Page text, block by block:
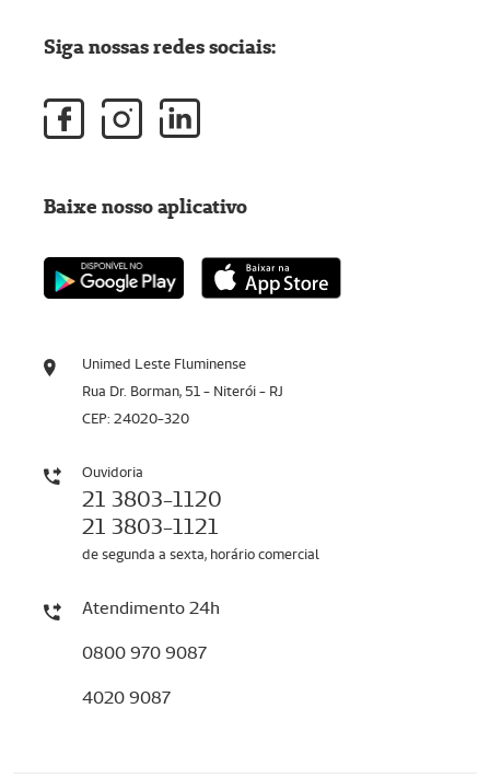
Unimed Leste Fluminense
Rua Dr. Borman, 51 - Niterói - RJ
CEP: 24020-320
Ouvidoria
21 3803-1120
21 3803-1121
de segunda a sexta, horário comercial
Atendimento 24h
0800 970 9087
4020 9087
Siga nossas redes sociais:
Baixe nosso aplicativo